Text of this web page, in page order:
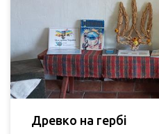
Древко на гербі